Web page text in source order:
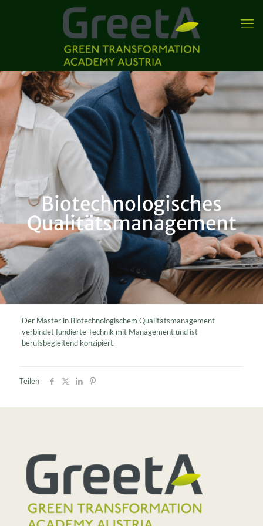
Biotechnologisches
Qualitätsmanagement
Der Master in Biotechnologischem Qualitätsmanagement
verbindet fundierte Technik mit Management und ist
berufsbegleitend konzipiert.
Teilen